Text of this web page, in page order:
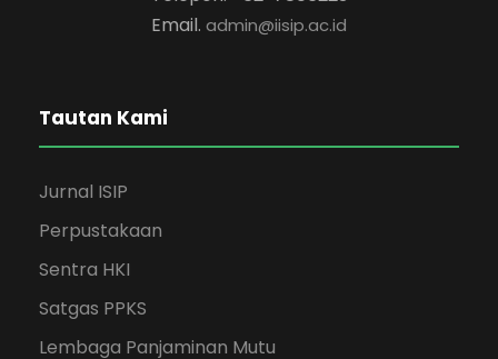
Email. admin@iisip.ac.id
Tautan Kami
Jurnal ISIP
Perpustakaan
Sentra HKI
Satgas PPKS
Lembaga Panjaminan Mutu